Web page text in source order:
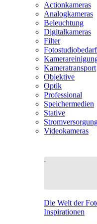
Actionkameras
Analogkameras
Beleuchtung
Digitalkameras
Filter
Fotostudiobedarf
Kameratransport
Objektive
Optik
Professional
Speichermedien
Stative
Videokameras
Die Welt der
Inspirationen